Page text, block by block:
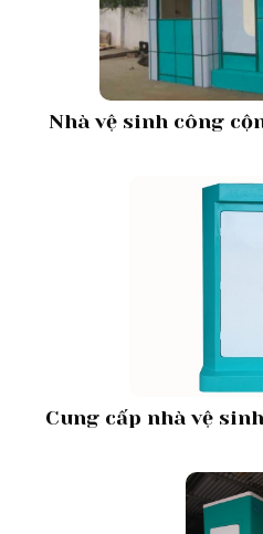
Nhà vệ sinh công
Cung cấp nhà vệ